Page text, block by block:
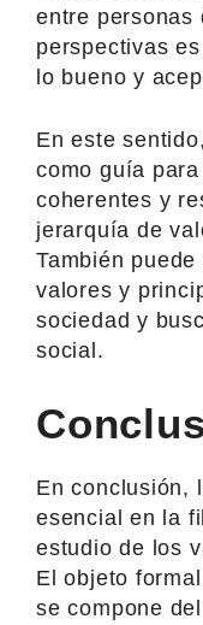
entre personas
perspectivas
lo bueno y
En este
como guía
coherentes y
jerarquía de
También
valores y
sociedad y
social.
En conclusión,
esencial en la
estudio de los
El objeto
se compone